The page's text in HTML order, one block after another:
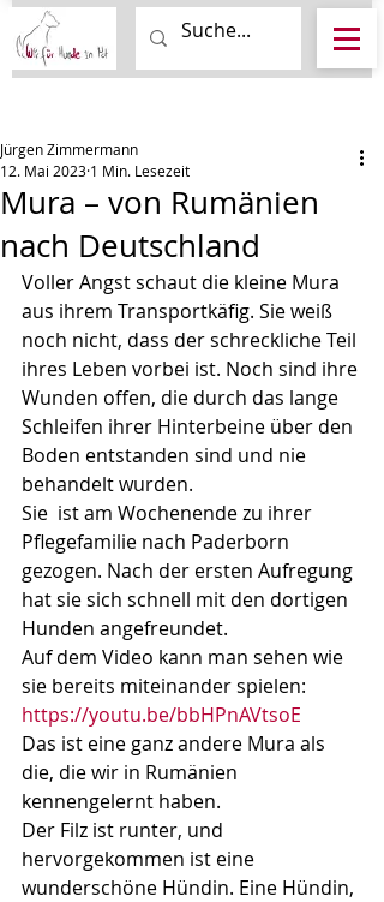
Mura – von Rumänien
nach Deutschland
Jürgen Zimmermann
12. Mai 2023 1 Min. Lesezeit
Voller Angst schaut die kleine Mura
aus ihrem Transportkäfig. Sie weiß
noch nicht, dass der schreckliche Teil
ihres Leben vorbei ist. Noch sind ihre
Wunden offen, die durch das lange
Schleifen ihrer Hinterbeine über den
Boden entstanden sind und nie
behandelt wurden.
Sie  ist am Wochenende zu ihrer
Pflegefamilie nach Paderborn
gezogen. Nach der ersten Aufregung
hat sie sich schnell mit den dortigen
Hunden angefreundet.
Auf dem Video kann man sehen wie
sie bereits miteinander spielen:
https://youtu.be/bbHPnAVtsoE
Das ist eine ganz andere Mura als
die, die wir in Rumänien
kennengelernt haben.
Der Filz ist runter, und
hervorgekommen ist eine
wunderschöne Hündin. Eine Hündin,